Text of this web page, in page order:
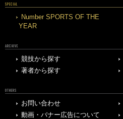
SPECIAL
Number SPORTS OF THE
YEAR
ARCHIVE
競技から探す
著者から探す
OTHERS
お問い合わせ
動画・バナー広告について